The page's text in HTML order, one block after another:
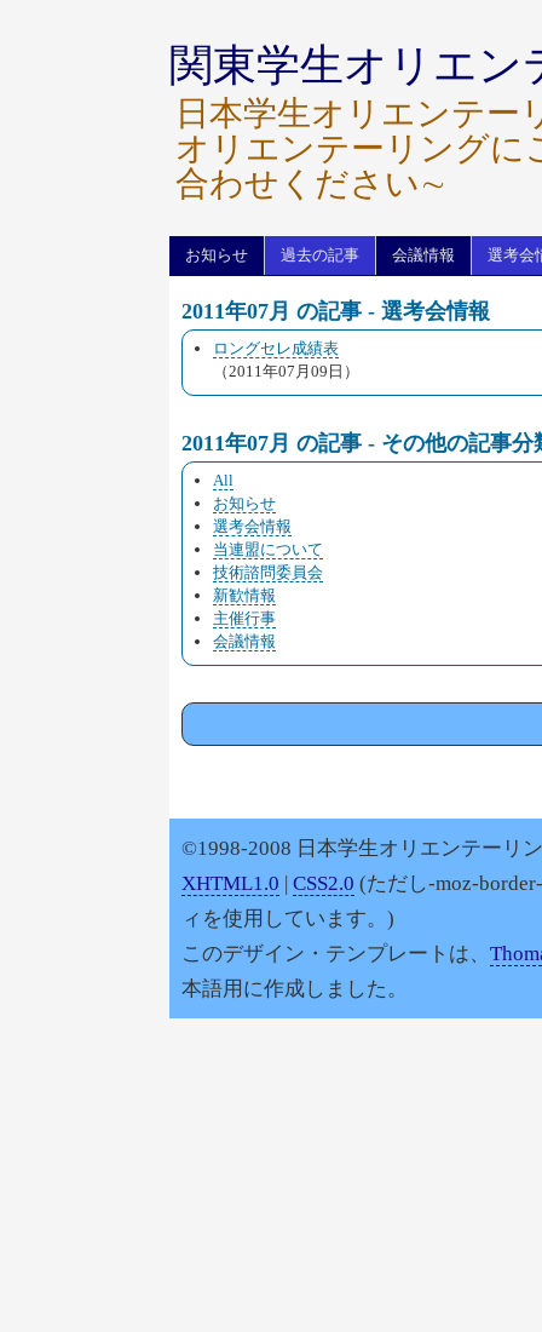
関東学生オリエン
日本学生オリエンテ
オリエンテーリングに
合わせください∼
お知らせ 過去の記事 会議情報 選考会
2011年07月 の記事 - 選考会情報
ロングセレ成績表
（2011年07月09日）
2011年07月 の記事 - その他の記事分
All
お知らせ
選考会情報
当連盟について
技術諮問委員会
新歓情報
主催行事
会議情報
©1998-2008 日本学生オリエンテーリ
XHTML1.0 | CSS2.0 (ただし-moz-
ィを使用しています。)
このデザイン・テンプレートは、
本語用に作成しました。